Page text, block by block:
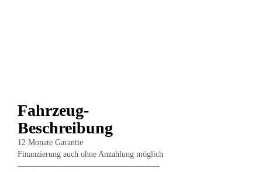
Fahrzeug-
Beschreibung
12 Monate Garantie
Finanzierung auch ohne Anzahlung möglich
—————————————————-